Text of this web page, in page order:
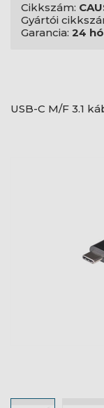
Cikkszám:
Gyártói
Garancia: 24
USB-C M/F 3.1